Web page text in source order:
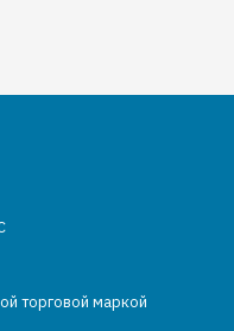
торговой маркой